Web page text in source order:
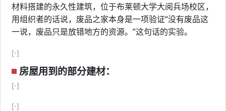
材料搭建的永久性建筑，位于布莱顿大学大阅兵场校区，
用组织者的话说，废品之家本身是一项验证“没有废品这
一说，废品只是放错地方的资源。”这句话的实验。
[-]
房屋用到的部分建材：
[-]
[-]